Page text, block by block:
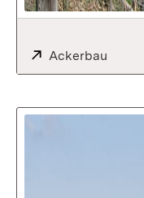
Extern:
Ackerbau